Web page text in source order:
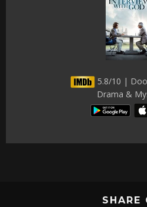
5.8/10 |
Drama &
SHARE